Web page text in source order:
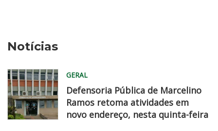
Notícias
GERAL
Defensoria Pública de Marcelino
Ramos retoma atividades em
novo endereço, nesta quinta-feira